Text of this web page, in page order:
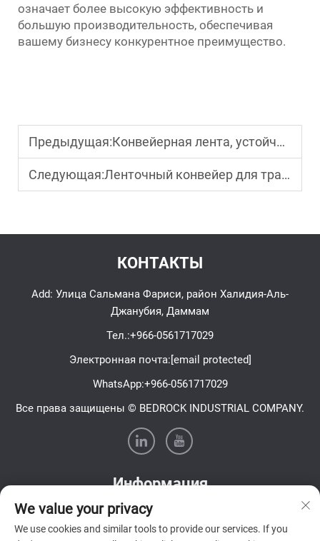
означает более высокую эффективность и
большую производительность, обеспечивая
вашему бизнесу конкурентное преимущество.
Предыдущая:Конвейерная лента, устойчивая к разрывам: распространенные причины разрывов ленты и способы их предотвращения
Следующая:Ленточный конвейер для транспортировки песка: предотвращение просыпания и обеспечение эффективности
КОНТАКТЫ
Add: Улица Сальмана Фариси, район Халидия-Аль-
Джанубия, Даммам
Тел.:+966-0561717029
Электронная почта:[email protected]
WhatsApp:+966-0561717029
Все права защищены © BEDROCK INDUSTRIAL COMPANY.
Информация
Подпишитесь на нашу еженедельную рассылку
We value your privacy
We use cookies and similar tools to provide our services. If you